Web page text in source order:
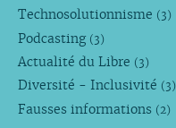
Technosolutionnisme (3)
Podcasting (3)
Actualité du Libre (3)
Diversité - Inclusivité (3)
Fausses informations (2)